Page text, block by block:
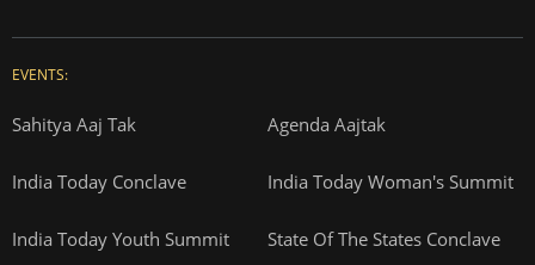
EVENTS:
Sahitya Aaj Tak Agenda Aajtak
India Today Conclave India Today Woman's Summit
India Today Youth Summit State Of The States Conclave